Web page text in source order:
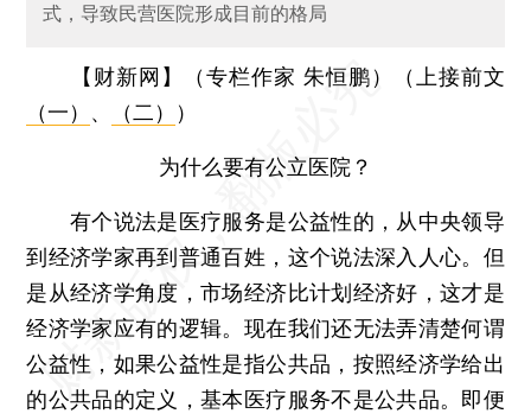
式，导致民营医院形成目前的格局
【财新网】（专栏作家 朱恒鹏）
（上接前文
（一） 、 （二） ）
为什么要有公立医院？
有个说法是医疗服务是公益性的，从中央领导
到经济学家再到普通百姓，这个说法深入人心。但
是从经济学角度，市场经济比计划经济好，这才是
经济学家应有的逻辑。现在我们还无法弄清楚何谓
公益性，如果公益性是指公共品，按照经济学给出
的公共品的定义，基本医疗服务不是公共品。即便